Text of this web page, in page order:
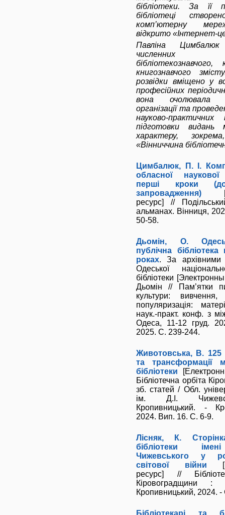
бібліотеки. За її
бібліотеці
комп’ютерну
відкрито «Інтернет-
Павліна
численних
бібліотекознавчого,
книгознавчого
розвідки вміщено у
професійних
вона
організації та
науково-практичних
підготовки видань
характеру,
«Вінниччина
Цимбалюк, П. І.
обласної наукової
перші кроки
запровадження)
ресурс] //
альманах. Вінниця,
50-58.
Дьомін, О.
публічна
роках. За архівними
Одеської
бібліотеки
Дьомін // Пам’ятки
культури: вивчення,
популяризація:
наук.-практ. конф. з
Одеса, 11-12 груд.
2025. С. 239-244.
Животовська, В. 125
та трансформації
бібліотеки
Бібліотечна орбіта
зб. статей / Обл.
ім. Д.І.
Кропивницький. -
2024. Вип. 16. С. 6-9.
Лісняк, К.
бібліотеки
Чижевського у
світової війни
ресурс] //
Кіровоградщини :
Кропивницький, 2024.
Бібліотекарі та